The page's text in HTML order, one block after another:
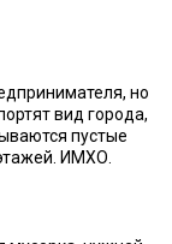
но
вид города,
пустые
ИМХО.